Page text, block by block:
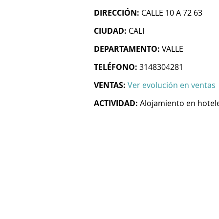
DIRECCIÓN: CALLE 10 A 72 63
CIUDAD: CALI
DEPARTAMENTO: VALLE
TELÉFONO: 3148304281
VENTAS: Ver evolución en ventas
ACTIVIDAD: Alojamiento en